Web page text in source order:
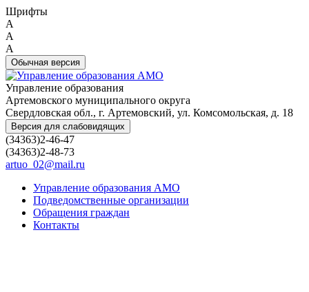
Шрифты
A
A
A
Обычная версия
Управление образования
Артемовского муниципального округа
Свердловская обл., г. Артемовский, ул. Комсомольская, д. 18
Версия для слабовидящих
(34363)2-46-47
(34363)2-48-73
artuo_02@mail.ru
Управление образования АМО
Подведомственные организации
Обращения граждан
Контакты